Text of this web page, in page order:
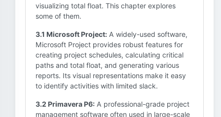
visualizing total float. This chapter explores
some of them.
3.1 Microsoft Project: A widely-used software,
Microsoft Project provides robust features for
creating project schedules, calculating critical
paths and total float, and generating various
reports. Its visual representations make it easy
to identify activities with limited slack.
3.2 Primavera P6: A professional-grade project
management software often used in large-scale